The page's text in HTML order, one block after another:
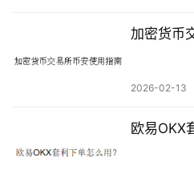
加密货币
2026-02-13
欧易OKX